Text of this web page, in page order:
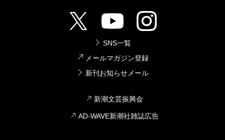
SNS一覧
メールマガジン登録
新刊お知らせメール
新潮文芸振興会
AD-WAVE新潮社雑誌広告